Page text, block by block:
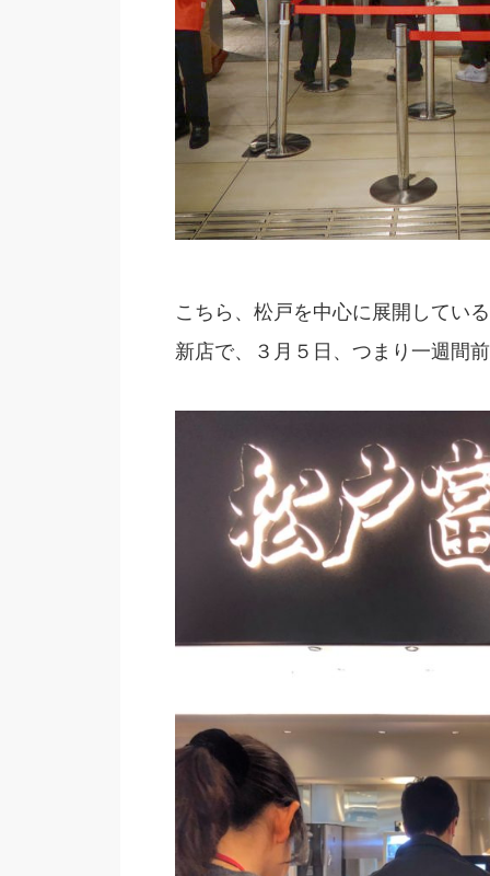
こちら、松戸を中心に展開してい
新店で、３月５日、つまり一週間